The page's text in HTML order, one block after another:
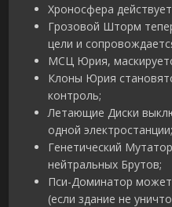
Хроносфера
Грозовой Шторм
цели и
МСЦ Юрия,
Клоны Юрия
контроль;
Летающие Диски
одной электростанции;
Генетический
нейтральных Брутов;
Пси-Доминатор
(если здание не